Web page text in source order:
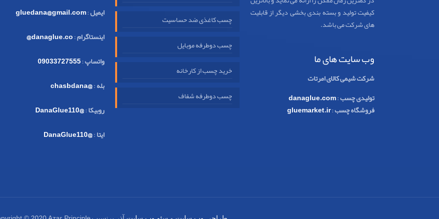
کیفیت تولید و بسته بندی بخشی دیگر از قابلیت
های شرکت می باشد.
وب سایت های ما
شرکت شیمی کالای امرتات
تولیدی چسب:
danaglue.com
فروشگاه چسب:
gluemarket.ir
چسب کاغذی ضد حساسیت
چسب دوطرفه موبایل
خرید چسب از کارخانه
چسب دوطرفه شفاف
ایمیل:
gluedana@gmail.com
اینستاگرام:
danaglue.co@
واتساپ:
09033727555
بله:
@chasbdana
روبیکا:
@DanaGlue110
ایتا:
@DanaGlue110